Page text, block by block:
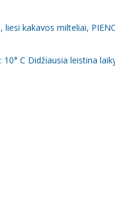
kakavos milteliai,
C Didžiausia leistina